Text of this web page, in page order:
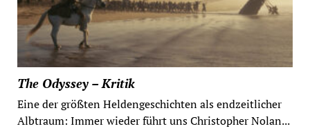
The Odyssey – Kritik
Eine der größten Heldengeschichten als endzeitlicher
Albtraum: Immer wieder führt uns Christopher Nolan...